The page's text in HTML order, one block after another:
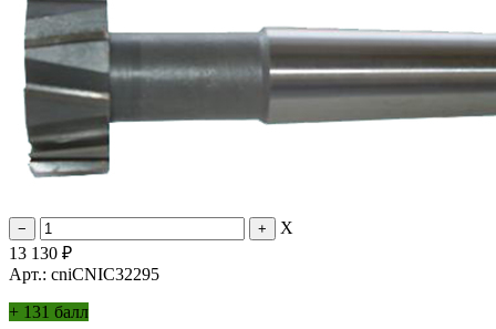
X
13 130 ₽
Арт.: cniCNIC32295
+ 131 балл